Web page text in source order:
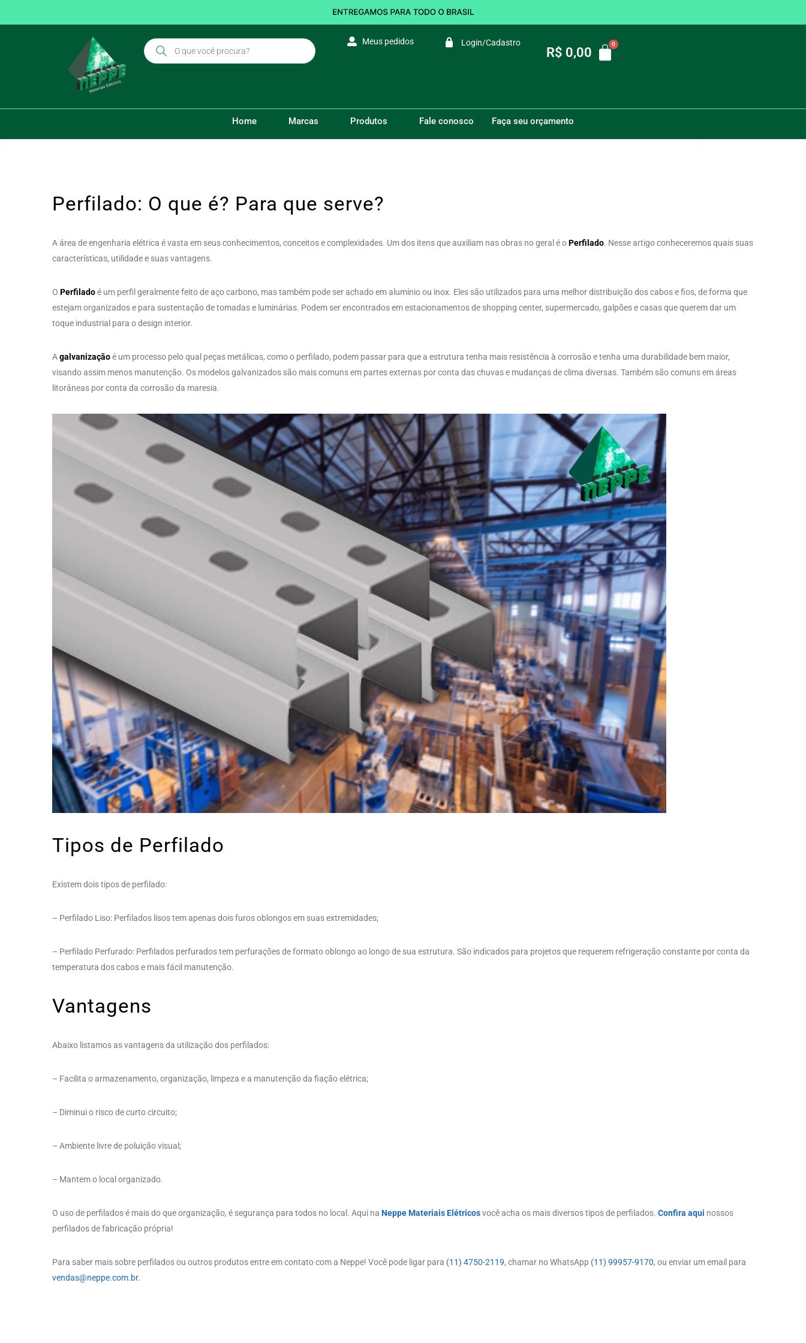
Meus pedidos Login/Cadastro
R$ 0,00
Home Marcas Produtos Fale conosco Faça seu orçamento
VOCÊ ESTÁ AQUI: /
Perfilado: O que é? Para que serve?
A área de engenharia elétrica é vasta em seus conhecimentos, conceitos e complexidades. Um dos itens que auxiliam nas obras no geral é oPerfilado. Nesse artigo conheceremos quais suas
características, utilidade e suas vantagens.
O Perfiladoé um perfil geralmente feito de aço carbono, mas também pode ser achado em alumínio ou inox. Eles são utilizados para uma melhor distribuição dos cabos e fios, de forma que
estejam organizados e para sustentação de tomadas e luminárias. Podem ser encontrados em estacionamentos de shopping center, supermercado, galpões e casas que querem dar um
toque industrial para o design interior.
Agalvanizaçãoé um processo pelo qual peças metálicas, como o perfilado, podem passar para que a estrutura tenha mais resistência à corrosão e tenha uma durabilidade bem maior,
visando assim menos manutenção. Os modelos galvanizados são mais comuns em partes externas por conta das chuvas e mudanças de clima diversas. Também são comuns em áreas
litorâneas por conta da corrosão da maresia.
Tipos de Perfilado
Existem dois tipos de perfilado:
– Perfilado Liso: Perfilados lisos tem apenas dois furos oblongos em suas extremidades;
– Perfilado Perfurado: Perfilados perfurados tem perfurações de formato oblongo ao longo de sua estrutura. São indicados para projetos que requerem refrigeração constante por conta da
temperatura dos cabos e mais fácil manutenção.
Vantagens
Abaixo listamos as vantagens da utilização dos perfilados:
– Facilita o armazenamento, organização, limpeza e a manutenção da fiação elétrica;
– Diminui o risco de curto circuito;
– Ambiente livre de poluição visual;
– Mantem o local organizado.
O uso de perfilados é mais do que organização, é segurança para todos no local. Aqui na Neppe Materiais Elétricosvocê acha os mais diversos tipos de perfilados. Confira aqui nossos
perfilados de fabricação própria!
Para saber mais sobre perfilados ou outros produtos entre em contato com a Neppe! Você pode ligar para (11) 4750-2119, chamar no WhatsApp (11) 99957-9170, ou enviar um email para
vendas@neppe.com.br.